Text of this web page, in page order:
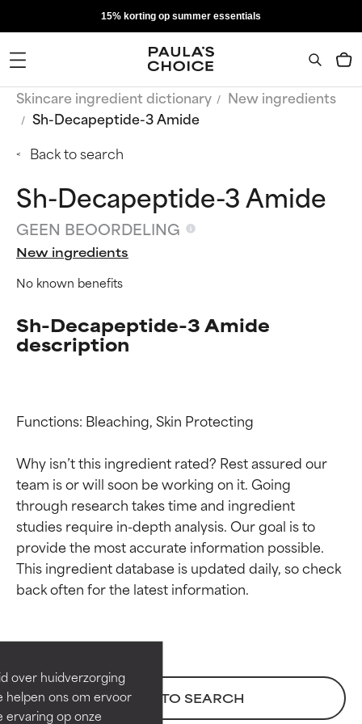
over huidverzorging
helpen ons om ervoor
ervaring op onze
15% korting op summer essentials
Skincare ingredient dictionary
New ingredients
Sh-Decapeptide-3 Amide
Back to search
Sh-Decapeptide-3 Amide
GEEN BEOORDELING
New ingredients
No known benefits
Sh-Decapeptide-3 Amide
description
Functions: Bleaching, Skin Protecting
Why isn’t this ingredient rated? Rest assured our
team is or will soon be working on it. Going
through research takes time and ingredient
studies require in-depth analysis. Our goal is to
provide the most accurate information possible.
This ingredient database is updated daily, so check
BACK TO SEARCH
Beoordelingen van
Bewezen en ondersteund door
onafhankelijk onderzoek.
Uitstekend actief ingrediënt
Beoordelingen van
Bewezen en ondersteund door
onafhankelijk onderzoek.
Uitstekend actief ingrediënt